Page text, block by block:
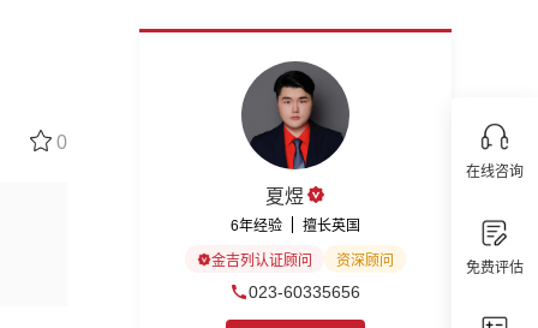
在线咨询
免费评估
0
夏煜
6年经验 擅长英国
金吉列认证顾问 资深顾问
023-60335656